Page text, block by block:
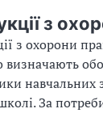
з
з охорони
навчальних
За